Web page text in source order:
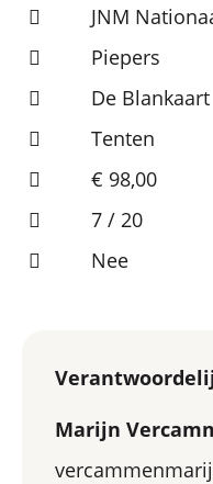
JNM
Piepers
De Blankaart
Tenten
€ 98,00
7 / 20
Nee
Marijn